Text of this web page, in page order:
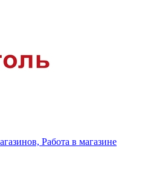
Работа в магазине